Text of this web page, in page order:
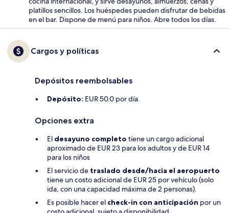
platillos sencillos. Los huéspedes pueden disfrutar de bebidas
en el bar. Dispone de menú para niños. Abre todos los días.
Cargos y políticas
Depósitos reembolsables
Depósito: EUR 50.0 por día.
Opciones extra
El desayuno completo tiene un cargo adicional
aproximado de EUR 23 para los adultos y de EUR 14
para los niños
El servicio de traslado desde/hacia el aeropuerto
tiene un costo adicional de EUR 25 por vehículo (solo
ida, con una capacidad máxima de 2 personas).
Es posible hacer el check-in con anticipación por un